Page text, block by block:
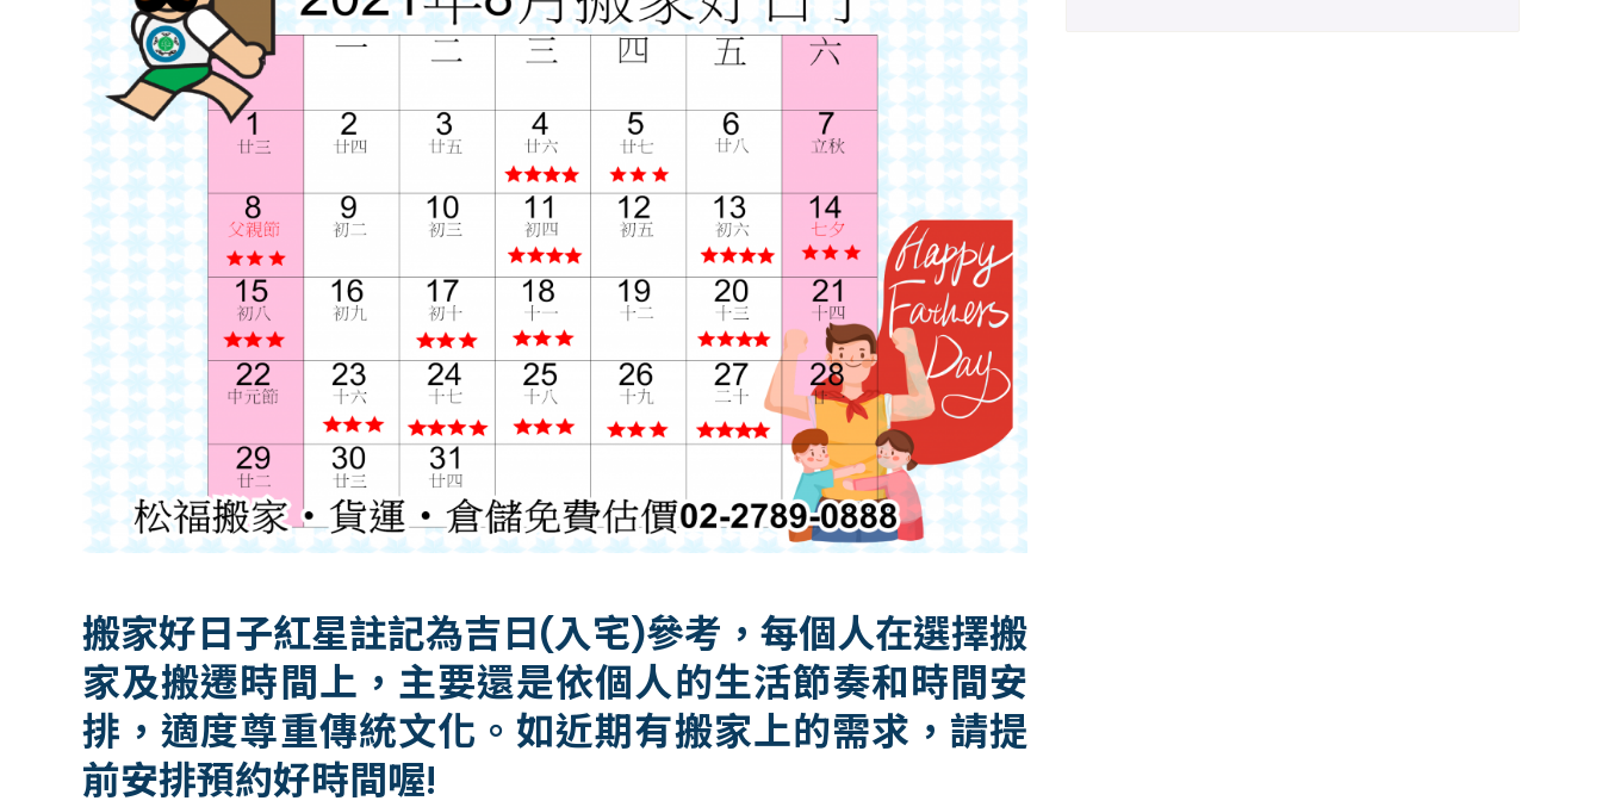
搬家好日子紅星註記為吉日(入宅)參考，每個人在選擇搬
家及搬遷時間上，主要還是依個人的生活節奏和時間安
排，適度尊重傳統文化。如近期有搬家上的需求，請提
前安排預約好時間喔!